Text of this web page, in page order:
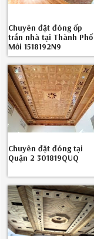
Chuyên đặt đóng ốp
trần nhà tại Thành Phố
Mới 1518192N9
Chuyên đặt đóng tại
Quận 2 301819QUQ